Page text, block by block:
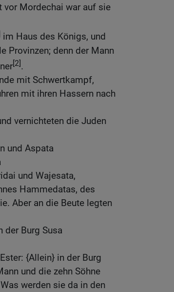
vor Mordechai war auf sie
im Haus des Königs, und
Provinzen; denn der Mann
[2].
mit Schwertkampf,
mit ihren Hassern nach
vernichteten die Juden
und Aspata
und Wajesata,
Hammedatas, des
Aber an die Beute legten
der Burg Susa
{Allein} in der Burg
und die zehn Söhne
werden sie da in den